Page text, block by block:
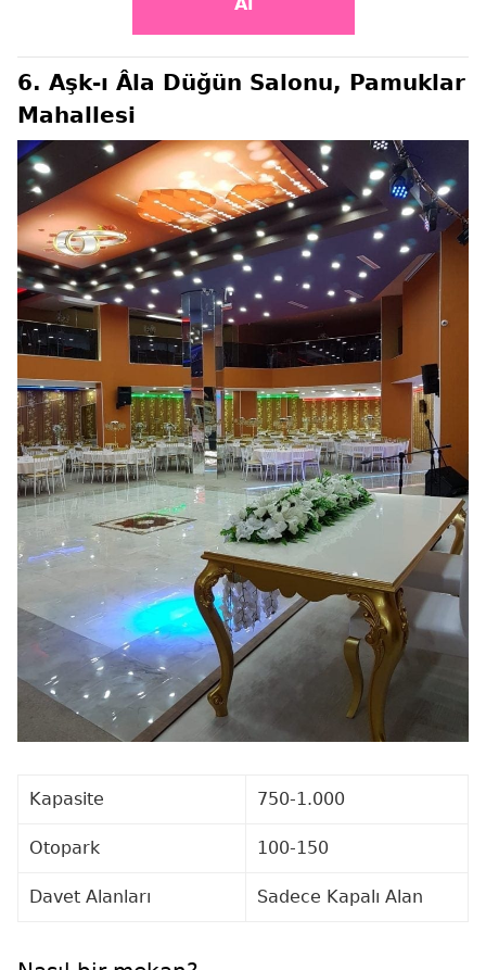
6. Aşk-ı Âla Düğün Salonu, Pamuklar
Mahallesi
Kapasite 750-1.000
Otopark 100-150
Davet Alanları Sadece Kapalı Alan